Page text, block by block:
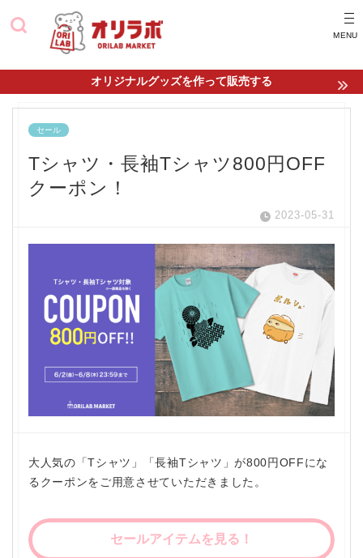
オリジナルグッズを作って販売する
セール
Tシャツ・長袖Tシャツ800円OFF
クーポン！
2023-05-31
大人気の「Tシャツ」「長袖Tシャツ」が800円OFFにな
るクーポンをご用意させていただきました。
セールアイテムを見る！